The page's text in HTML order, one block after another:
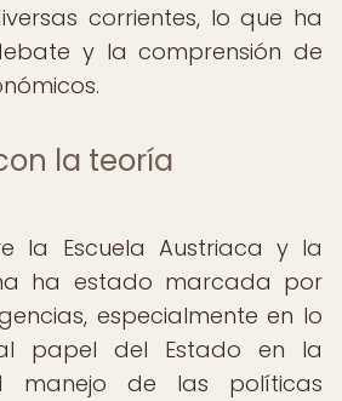
corrientes, lo que ha
y la comprensión de
la teoría
la Escuela Austriaca y la
ha estado marcada por
especialmente en lo
papel del Estado en la
manejo de las políticas